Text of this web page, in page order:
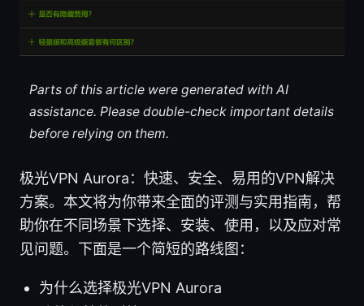
Parts of this article were generated with AI
assistance. Please double-check important details
before relying on them.
极光VPN Aurora：快速、安全、易用的VPN解决
方案。本文将为你带来全面的评测与实用指南，帮
助你在不同场景下选择、安装、使用，以及应对常
见问题。下面是一个简短的路线图：
为什么选择极光VPN Aurora